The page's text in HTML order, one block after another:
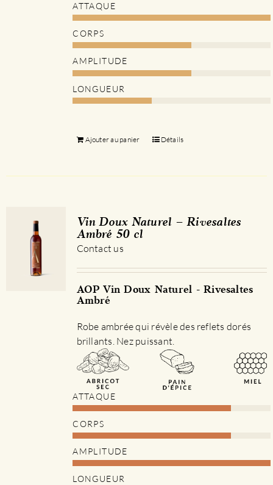
ATTAQUE
CORPS
AMPLITUDE
LONGUEUR
Ajouter au panier Détails
Vin Doux Naturel – Rivesaltes
Ambré 50 cl
Contact us
AOP Vin Doux Naturel - Rivesaltes
Ambré
Robe ambrée qui révèle des reflets dorés
brillants. Nez puissant.
ATTAQUE
CORPS
AMPLITUDE
LONGUEUR